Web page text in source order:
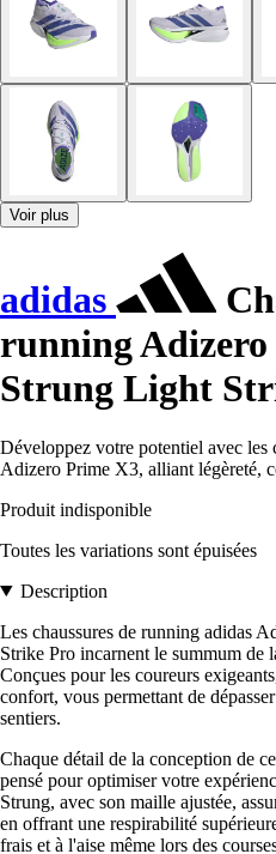
Voir plus
adidas
running
Strung Light
Développez votre potentiel avec les
Adizero Prime X3, alliant légèreté,
Produit indisponible
Toutes les variations sont épuisées
Description
Les chaussures de running adidas
Strike Pro incarnent le summum de
Conçues pour les coureurs
confort, vous permettant de
sentiers.
Chaque détail de la conception de
pensé pour optimiser votre
Strung, avec son maille ajustée,
en offrant une respirabilité
frais et à l'aise même lors des